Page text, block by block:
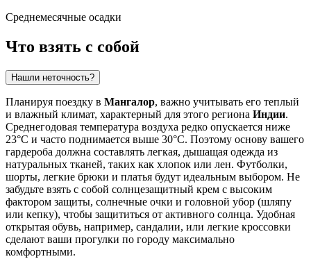
Среднемесячные осадки
Что взять с собой
Нашли неточность?
Планируя поездку в Мангалор, важно учитывать его теплый
и влажный климат, характерный для этого региона Индии.
Среднегодовая температура воздуха редко опускается ниже
23°C и часто поднимается выше 30°C. Поэтому основу вашего
гардероба должна составлять легкая, дышащая одежда из
натуральных тканей, таких как хлопок или лен. Футболки,
шорты, легкие брюки и платья будут идеальным выбором. Не
забудьте взять с собой солнцезащитный крем с высоким
фактором защиты, солнечные очки и головной убор (шляпу
или кепку), чтобы защититься от активного солнца. Удобная
открытая обувь, например, сандалии, или легкие кроссовки
сделают ваши прогулки по городу максимально
комфортными.